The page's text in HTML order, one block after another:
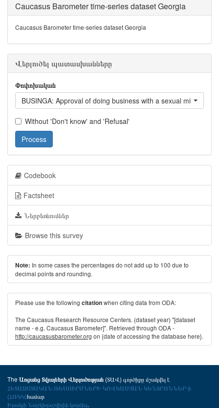
Caucasus Barometer time-series dataset Georgia
Caucasus Barometer time-series dataset Georgia
Վերլուծել պատասխանները
Փոփոխական
BUSINGA: Approval of doing business with a sexual minority
Without 'Don't know' and 'Refusal'
Process
Codebook
Factsheet
Ներբեռնումներ
Browse this survey
Note: In some cases the percentages do not add up to 100 due to
decimal points and rounding.
Please use the following citationwhen citing data from ODA:
The Caucasus Research Resource Centers. (dataset year) "[dataset
name - e.g. Caucasus Barometer]". Retrieved through ODA -
http://caucasusbarometer.org on {date of accessing the database here}.
The Առցանց Տվյալների Վերլուծության(ՏԱՎ) գործիքը մշակվել է
ՀԵՏԱԶՈՏԱԿԱՆ ՌԵՍՈՒՐՍՆԵՐԻ ԿՈՎԿԱՍՅԱՆ ԿԵՆՏՐՈՆՆԵՐ-ի
(ՀՌԿԿ)համար
Իրակլի Նաշկիդաշվիլիի կողմից.